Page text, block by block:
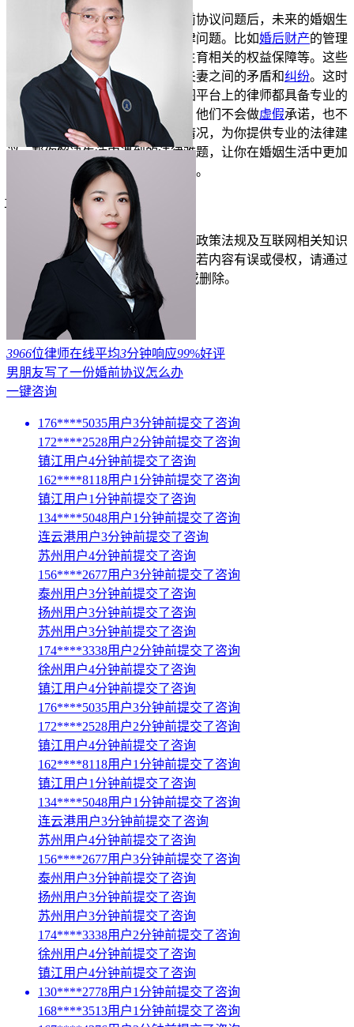
当你处理完男朋友提出的婚前协议问题后，未来的婚姻生
活中还可能会遇到各种各样的法律问题。比如婚后财产的管理
夫妻共同债务
的承担、生育相关的权益保障等。这些
问题如果处理不好，很容易引发夫妻之间的矛盾和纠纷。这时
候不妨到律图咨询本地律师，律图平台上的律师都具备专业的
执业资质，可通过官方渠道核验。他们不会做虚假承诺，也不
夸大维权效果，会结合你的具体情况，为你提供专业的法律建
议，帮你解决生活中遇到的法律难题，让你在婚姻生活中更加
安心，更好地维护自己的合法权益。
立即免费测试仅需1分钟
免责声明：以上内容由律图网结合政策法规及互联网相关知识
整合，不代表平台的观点和立场。若内容有误或侵权，请通过
右侧【投诉/举报】联系我们更正或删除。
3966位律师在线平均3分钟响应99%好评
男朋友写了一份婚前协议怎么办
一键咨询
176****5035用户3分钟前提交了咨询
172****2528用户2分钟前提交了咨询
镇江用户4分钟前提交了咨询
162****8118用户1分钟前提交了咨询
镇江用户1分钟前提交了咨询
134****5048用户1分钟前提交了咨询
连云港用户3分钟前提交了咨询
苏州用户4分钟前提交了咨询
156****2677用户3分钟前提交了咨询
泰州用户3分钟前提交了咨询
扬州用户3分钟前提交了咨询
苏州用户3分钟前提交了咨询
174****3338用户2分钟前提交了咨询
徐州用户4分钟前提交了咨询
镇江用户4分钟前提交了咨询
176****5035用户3分钟前提交了咨询
172****2528用户2分钟前提交了咨询
镇江用户4分钟前提交了咨询
162****8118用户1分钟前提交了咨询
镇江用户1分钟前提交了咨询
134****5048用户1分钟前提交了咨询
连云港用户3分钟前提交了咨询
苏州用户4分钟前提交了咨询
156****2677用户3分钟前提交了咨询
泰州用户3分钟前提交了咨询
扬州用户3分钟前提交了咨询
苏州用户3分钟前提交了咨询
174****3338用户2分钟前提交了咨询
徐州用户4分钟前提交了咨询
镇江用户4分钟前提交了咨询
130****2778用户1分钟前提交了咨询
168****3513用户1分钟前提交了咨询